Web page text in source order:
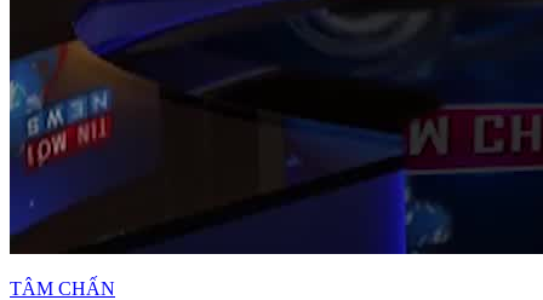
TÂM CHẤN